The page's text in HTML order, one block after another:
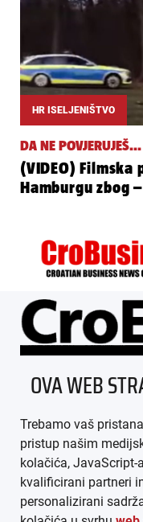
HR ISELJENIŠTVO
DA NE POVJERUJEŠ...
(VIDEO)
Hamburgu zbog
OVA WEB
Trebamo vaš
pristup našim
kolačića,
kvalificirani partneri
personalizirani